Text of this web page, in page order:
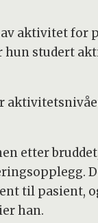
aktivitet for
studert
etter
til pasient,
han.